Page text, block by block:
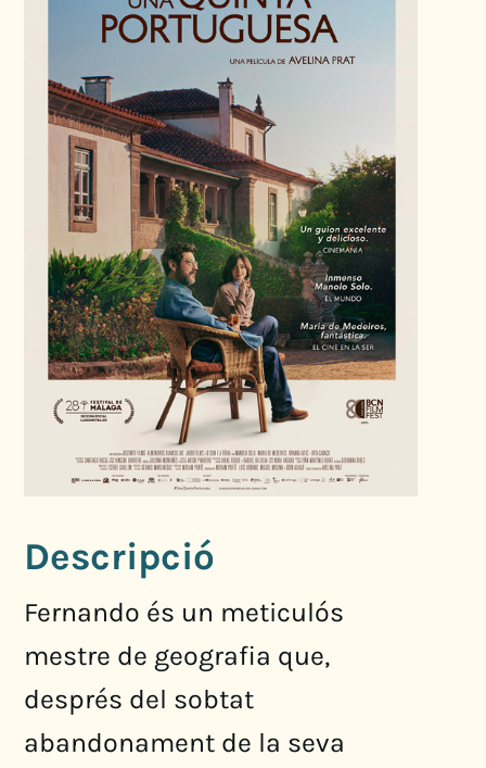
Descripció
Fernando és un meticulós
mestre de geografia que,
després del sobtat
abandonament de la seva